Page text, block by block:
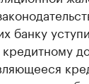
банку